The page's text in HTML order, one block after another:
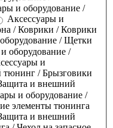
и оборудование /
Аксессуары и
/ Коврики / Коврики
/ Щетки
оборудование /
и
тюнинг / Брызговики
и внешний
и оборудование /
элементы тюнинга
и внешний